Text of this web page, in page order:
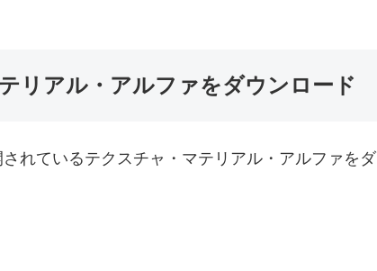
リアル・アルファをダウンロード
れているテクスチャ・マテリアル・アルファをダ